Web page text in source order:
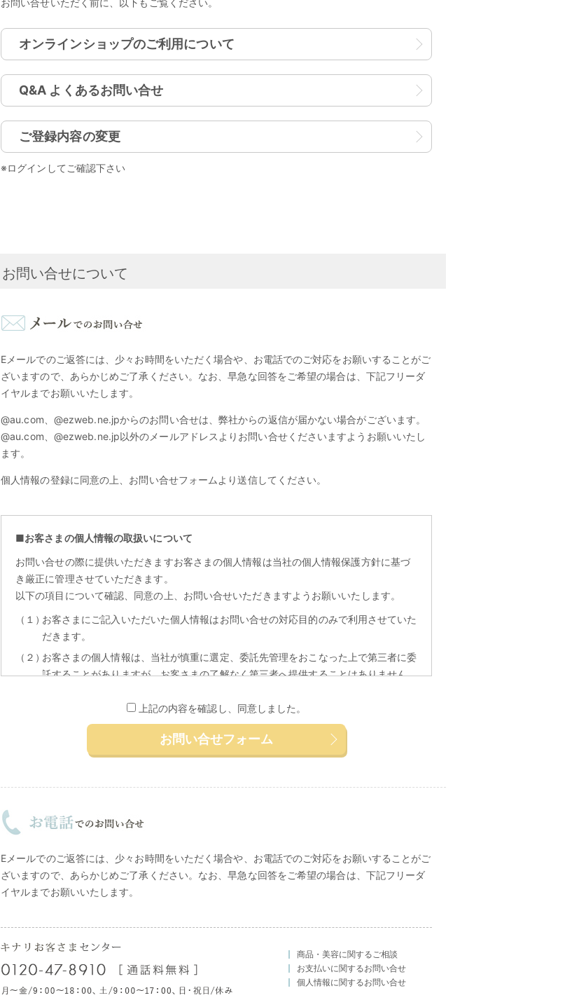
お問い合せいただく前に、以下もご覧ください。
オンラインショップのご利用について
Q&A よくあるお問い合せ
ご登録内容の変更
※ログインしてご確認下さい
お問い合せについて
Eメールでのご返答には、少々お時間をいただく場合や、お電話でのご対応をお願いすることがご
ざいますので、あらかじめご了承ください。なお、早急な回答をご希望の場合は、下記フリーダ
イヤルまでお願いいたします。
@au.com、@ezweb.ne.jpからのお問い合せは、弊社からの返信が届かない場合がございます。
@au.com、@ezweb.ne.jp以外のメールアドレスよりお問い合せくださいますようお願いいたし
ます。
個人情報の登録に同意の上、お問い合せフォームより送信してください。
■お客さまの個人情報の取扱いについて
お問い合せの際に提供いただきますお客さまの個人情報は当社の個人情報保護方針に基づ
き厳正に管理させていただきます。
以下の項目について確認、同意の上、お問い合せいただきますようお願いいたします。
（１）お客さまにご記入いただいた個人情報はお問い合せの対応目的のみで利用させていた
だきます。
（２）お客さまの個人情報は、当社が慎重に選定、委託先管理をおこなった上で第三者に委
託することがありますが、お客さまの了解なく第三者へ提供することはありません。
の停止・消去または第三者提供の停止、第三者提供記録の開示のお申し出があったと
きは、法令等に従い、誠実に対応いたします。
日・祝日/休み）
上記の内容を確認し、同意しました。
お問い合せフォーム
Eメールでのご返答には、少々お時間をいただく場合や、お電話でのご対応をお願いすることがご
ざいますので、あらかじめご了承ください。なお、早急な回答をご希望の場合は、下記フリーダ
イヤルまでお願いいたします。
商品・美容に関するご相談
お支払いに関するお問い合せ
個人情報に関するお問い合せ